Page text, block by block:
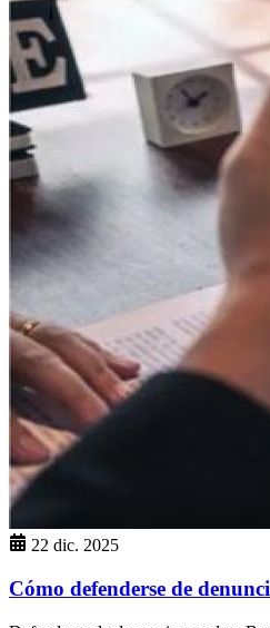
22 dic. 2025
Cómo defenderse de